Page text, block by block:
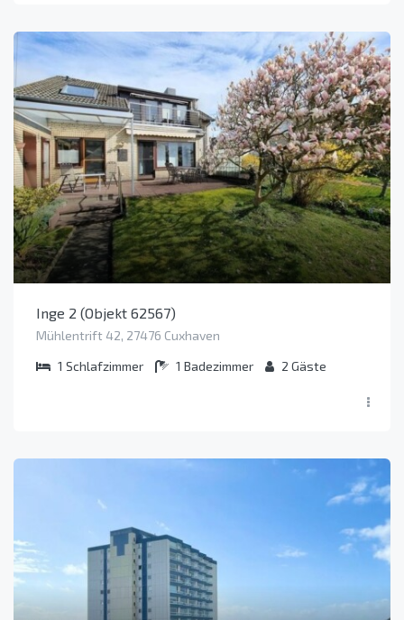
Inge 2 (Objekt 62567)
Mühlentrift 42, 27476 Cuxhaven
1 Schlafzimmer 1 Badezimmer 2 Gäste